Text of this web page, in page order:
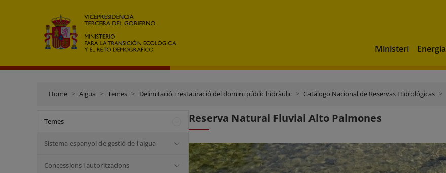
Ministeri Energia
Home Aigua Temes Delimitació i restauració del domini públic hidràulic Catálogo Nacional de Reservas Hidrológicas
Temes
Sistema espanyol de gestió de l'aigua
Concessions i autoritzacions
Reserva Natural Fluvial Alto Palmones